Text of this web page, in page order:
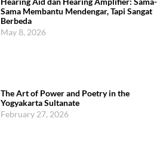
Sama Membantu Mendengar, Tapi Sangat
Berbeda
May 8, 2026
The Art of Power and Poetry in the
Yogyakarta Sultanate
February 27, 2026